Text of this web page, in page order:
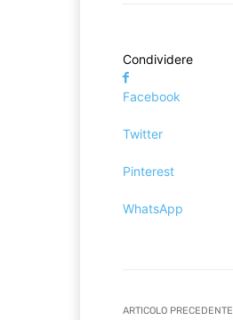
Condividere
Facebook
Twitter
Pinterest
WhatsApp
ARTICOLO PRECEDENTE